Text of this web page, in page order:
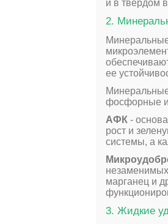
и в твердом
2.
ее
фосфорные и
АФК -
рост и
системы, а
незаменимых
марганец и
3. Жидкие